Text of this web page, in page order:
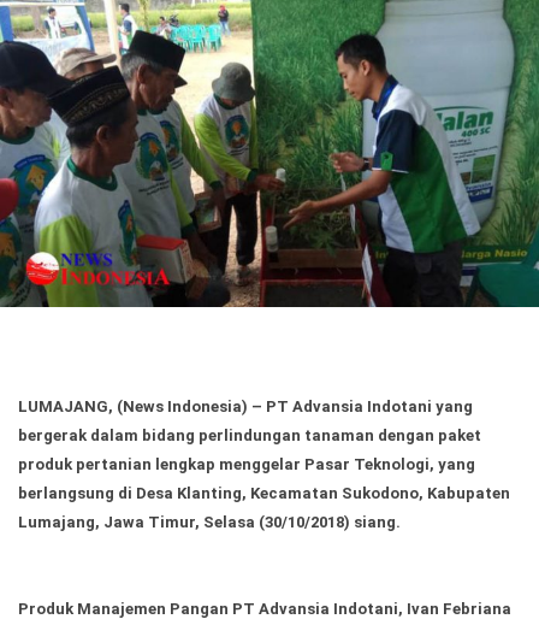
Politik
Gaya Hidup
Kesehatan Kuliner
Otomotif
Iptek
SosBud
Sosial Budaya
Ekonomi Olahraga
LUMAJANG, (News Indonesia) – PT Advansia Indotani yang
bergerak dalam bidang perlindungan tanaman dengan paket
produk pertanian lengkap menggelar Pasar Teknologi, yang
berlangsung di Desa Klanting, Kecamatan Sukodono, Kabupaten
Lumajang, Jawa Timur, Selasa (30/10/2018) siang.
Produk Manajemen Pangan PT Advansia Indotani, Ivan Febriana